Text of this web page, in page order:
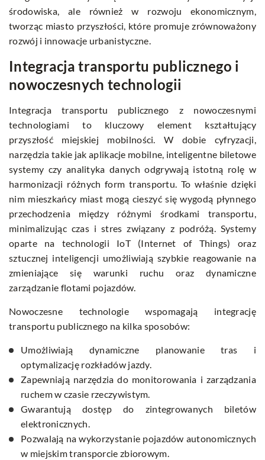
środowiska, ale również w rozwoju ekonomicznym,
tworząc miasto przyszłości, które promuje zrównoważony
rozwój i innowacje urbanistyczne.
Integracja transportu publicznego i
nowoczesnych technologii
Integracja transportu publicznego z nowoczesnymi
technologiami to kluczowy element kształtujący
przyszłość miejskiej mobilności. W dobie cyfryzacji,
narzędzia takie jak aplikacje mobilne, inteligentne biletowe
systemy czy analityka danych odgrywają istotną rolę w
harmonizacji różnych form transportu. To właśnie dzięki
nim mieszkańcy miast mogą cieszyć się wygodą płynnego
przechodzenia między różnymi środkami transportu,
minimalizując czas i stres związany z podróżą. Systemy
oparte na technologii IoT (Internet of Things) oraz
sztucznej inteligencji umożliwiają szybkie reagowanie na
zmieniające się warunki ruchu oraz dynamiczne
zarządzanie flotami pojazdów.
Nowoczesne technologie wspomagają integrację
transportu publicznego na kilka sposobów:
Umożliwiają dynamiczne planowanie tras i
optymalizację rozkładów jazdy.
Zapewniają narzędzia do monitorowania i zarządzania
ruchem w czasie rzeczywistym.
Gwarantują dostęp do zintegrowanych biletów
elektronicznych.
Pozwalają na wykorzystanie pojazdów autonomicznych
w miejskim transporcie zbiorowym.